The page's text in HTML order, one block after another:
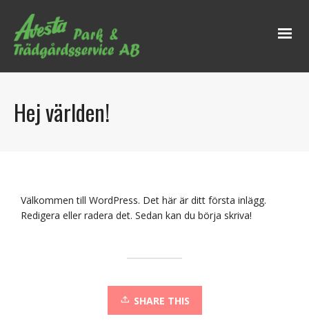
Hej världen!
Välkommen till WordPress. Det här är ditt första inlägg.
Redigera eller radera det. Sedan kan du börja skriva!
SHARE THIS